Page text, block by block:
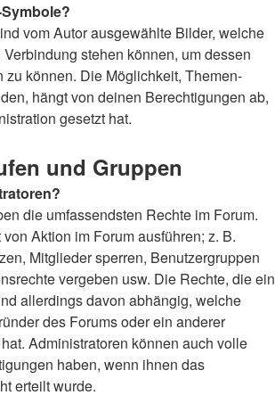
vom Autor ausgewählte Bilder, welche
stehen können, um dessen
zu können. Die Möglichkeit, Themen-
hängt von deinen Berechtigungen ab,
gesetzt hat.
und Gruppen
die umfassendsten Rechte im Forum.
Aktion im Forum ausführen; z. B.
Mitglieder sperren, Benutzergruppen
vergeben usw. Die Rechte, die ein
allerdings davon abhängig, welche
des Forums oder ein anderer
Administratoren können auch volle
haben, wenn ihnen das
erteilt wurde.